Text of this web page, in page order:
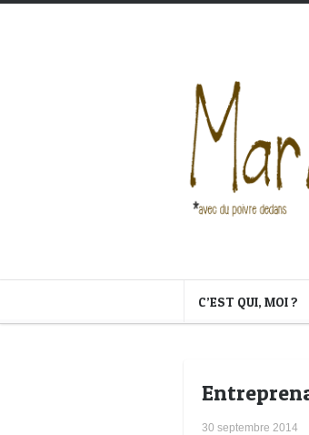
C’EST QUI, MOI ?
30 septembre 2014